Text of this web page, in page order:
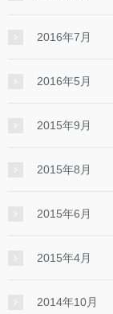
2016年7月
2016年5月
2015年9月
2015年8月
2015年6月
2015年4月
2014年10月